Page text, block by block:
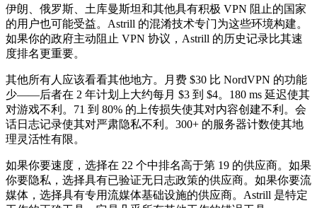
伊朗、俄罗斯、土库曼斯坦和其他具有积极 VPN 阻止的国家
的用户也可能受益。Astrill 的混淆技术专门为这些环境构建。
如果你的政府主动阻止 VPN 协议，Astrill 的历史记录比其速
度排名更重要。
其他所有人应该看看其他地方。月费 $30 比 NordVPN 的功能
少——后者在 2 年计划上大约每月 $3 到 $4。180 ms 延迟使其
对游戏不利。71 到 80% 的上传损失使其对内容创建不利。会
话日志记录使其对严肃隐私不利。300+ 的服务器计数使其地
理灵活性有限。
如果你要速度，选择在 22 个中排名高于第 19 的供应商。如果
你要隐私，选择具有已验证无日志政策的供应商。如果你要流
媒体，选择具有专用流媒体基础设施的供应商。Astrill 是特定